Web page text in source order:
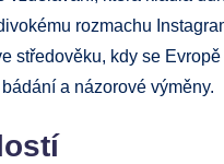
rozmachu
středověku, kdy se
a názorové výměny.